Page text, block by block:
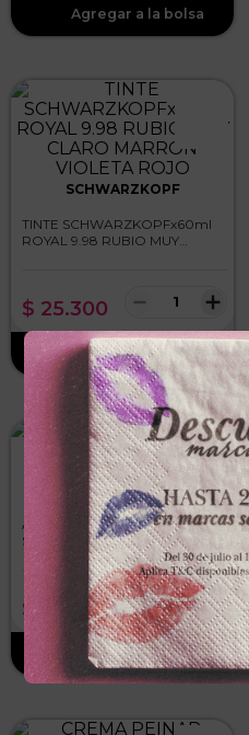
SCHWARZKOPF
TINTE SCHWARZKOPFx60ml
ROYAL 9.98 RUBIO MUY
$ 25.300 ＋
－
LEHIT
AMPOLLETA LEHITx13ml
SEMILLAS DE LINO AZUL
$ 4500,00 ＋
－